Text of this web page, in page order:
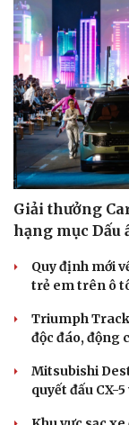
Giải thưởng
hạng mục Dấu
Quy định mới
trẻ em trên ô
Triumph
độc đáo, động
Mitsubishi
quyết đấu CX-